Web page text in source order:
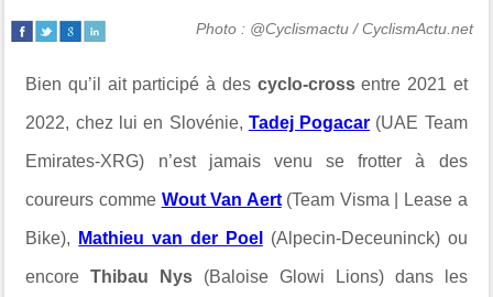
Photo : @Cyclismactu / CyclismActu.net
Bien qu’il ait participé à des cyclo-crossentre 2021 et
2022, chez lui en Slovénie, Tadej Pogacar (UAE Team
Emirates-XRG) n’est jamais venu se frotter à des
coureurs comme Wout Van Aert(Team Visma | Lease a
Bike), Mathieu van der Poel (Alpecin-Deceuninck) ou
encore Thibau Nys (Baloise Glowi Lions) dans les